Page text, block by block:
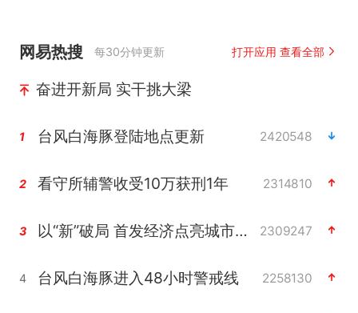
网易热搜 每30分钟更新 打开应用 查看全部
奋进开新局 实干挑大梁
1 台风白海豚登陆地点更新 2420548
2 看守所辅警收受10万获刑1年 2314810
3 以“新”破局 首发经济点亮城市消费活力 2309247
4 台风白海豚进入48小时警戒线 2258130